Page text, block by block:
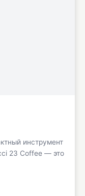
инструмент
23 Coffee — это